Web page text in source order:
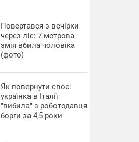
Повертався з вечірки
через ліс: 7-метрова
змія вбила чоловіка
(фото)
​Як повернути своє:
українка в Італії
"вибила" з роботодавця
борги за 4,5 роки